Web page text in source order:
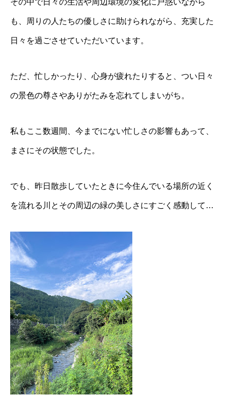
その中で日々の生活や周辺環境の変化に戸惑いながら
も、周りの人たちの優しさに助けられながら、充実した
日々を過ごさせていただいています。
ただ、忙しかったり、心身が疲れたりすると、つい日々
の景色の尊さやありがたみを忘れてしまいがち。
私もここ数週間、今までにない忙しさの影響もあって、
まさにその状態でした。
でも、昨日散歩していたときに今住んでいる場所の近く
を流れる川とその周辺の緑の美しさにすごく感動して…